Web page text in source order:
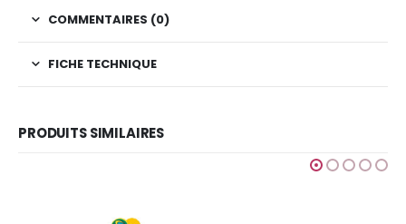
COMMENTAIRES (0)
FICHE TECHNIQUE
PRODUITS SIMILAIRES